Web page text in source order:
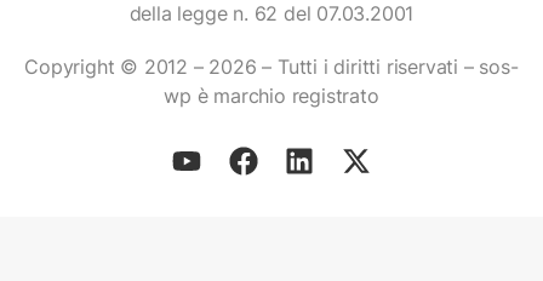
della legge n. 62 del 07.03.2001
Copyright © 2012 – 2026 – Tutti i diritti riservati – sos-
wp è marchio registrato